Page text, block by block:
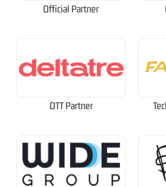
Official Partner
OTT Partner